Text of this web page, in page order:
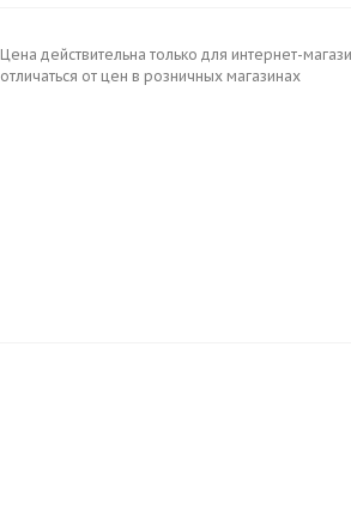
Цена действительна только для интернет-
отличаться от цен в розничных магазинах